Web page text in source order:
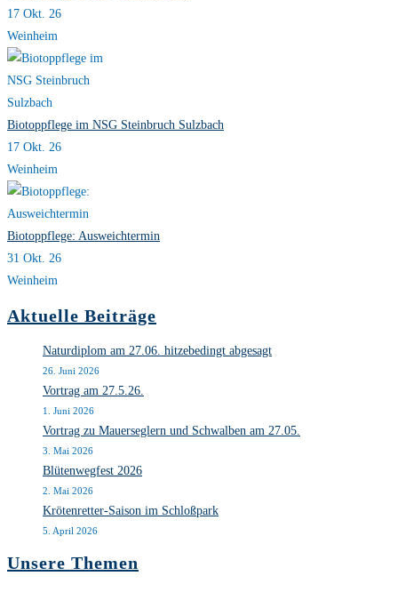
17 Okt. 26
Weinheim
Biotoppflege im NSG Steinbruch Sulzbach
17 Okt. 26
Weinheim
Biotoppflege: Ausweichtermin
31 Okt. 26
Weinheim
Aktuelle Beiträge
Naturdiplom am 27.06. hitzebedingt abgesagt
26. Juni 2026
Vortrag am 27.5.26.
1. Juni 2026
Vortrag zu Mauerseglern und Schwalben am 27.05.
3. Mai 2026
Blütenwegfest 2026
2. Mai 2026
Krötenretter-Saison im Schloßpark
5. April 2026
Unsere Themen